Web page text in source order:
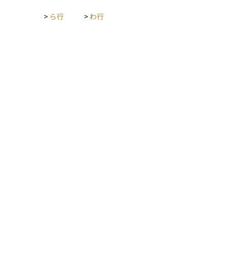
を理解するために、重要な用語となります。
> ら行 > わ行